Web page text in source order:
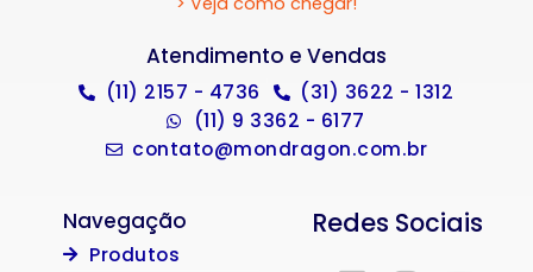
Atendimento e Vendas
(11) 2157 - 4736
(31) 3622 - 1312
(11) 9 3362 - 6177
contato@mondragon.com.br
Navegação
Produtos
Redes Sociais